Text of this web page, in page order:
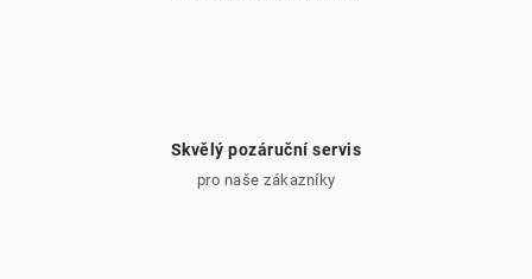
Skvělý pozáruční servis
pro naše zákazníky